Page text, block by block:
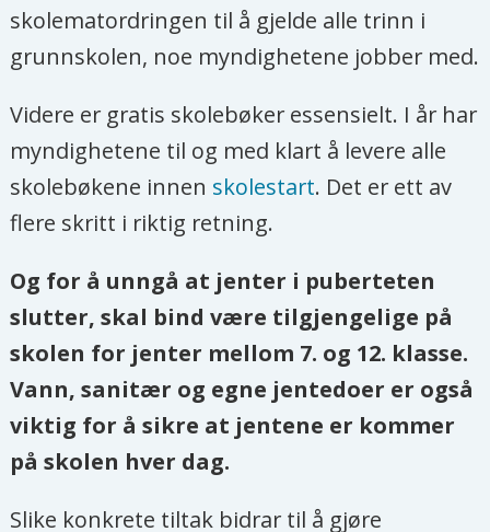
skolematordringen til å gjelde alle trinn i
grunnskolen, noe myndighetene jobber med.
Videre er gratis skolebøker essensielt. I år har
myndighetene til og med klart å levere alle
skolebøkene innen skolestart. Det er ett av
flere skritt i riktig retning.
Og for å unngå at jenter i puberteten
slutter, skal bind være tilgjengelige på
skolen for jenter mellom 7. og 12. klasse.
Vann, sanitær og egne jentedoer er også
viktig for å sikre at jentene er kommer
på skolen hver dag.
Slike konkrete tiltak bidrar til å gjøre